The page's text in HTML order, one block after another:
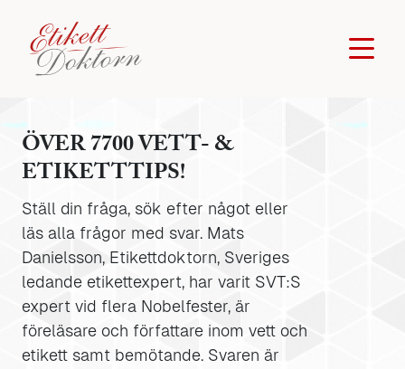
ÖVER 7700 VETT- &
ETIKETTTIPS!
Ställ din fråga, sök efter något eller
läs alla frågor med svar. Mats
Danielsson, Etikettdoktorn, Sveriges
ledande etikettexpert, har varit SVT:S
expert vid flera Nobelfester, är
föreläsare och författare inom vett och
etikett samt bemötande. Svaren är